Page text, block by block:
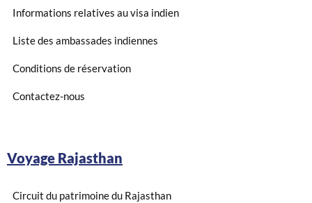
Informations relatives au visa indien
Liste des ambassades indiennes
Conditions de réservation
Contactez-nous
Voyage Rajasthan
Circuit du patrimoine du Rajasthan